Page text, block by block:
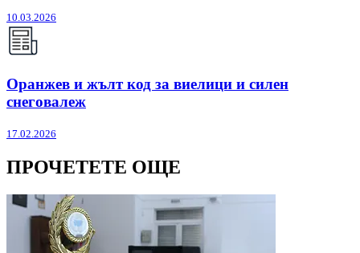
10.03.2026
Оранжев и жълт код за виелици и силен
снеговалеж
17.02.2026
ПРОЧЕТЕТЕ ОЩЕ